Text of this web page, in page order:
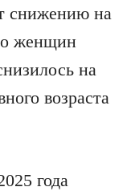
снижению на
женщин
на
возраста
года